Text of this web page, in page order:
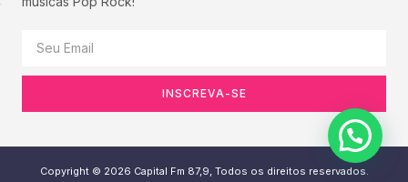
INSCREVA-SE
Copyright © 2026 Capital Fm 87,9, Todos os direitos reservados.